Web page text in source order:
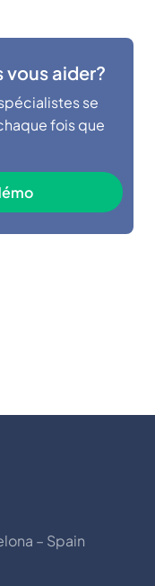
aider?
se
fois que
– Spain